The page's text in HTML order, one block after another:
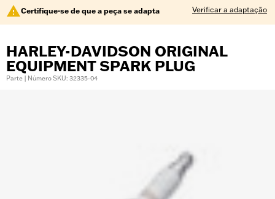
Certifique-se de que a peça se adapta Verificar a adaptação
HARLEY-DAVIDSON ORIGINAL
EQUIPMENT SPARK PLUG
Parte | Número SKU: 32335-04